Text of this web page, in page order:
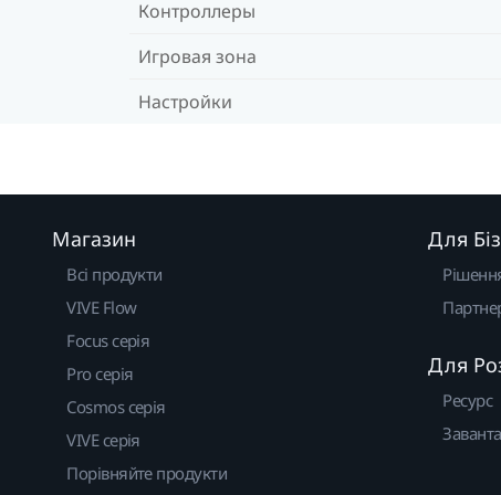
Контроллеры
Игровая зона
Настройки
Магазин
Всі продукти
VIVE Flow
Focus серія
Pro серія
Cosmos серія
VIVE серія
Порівняйте продукти
Для
Для
Ресурс